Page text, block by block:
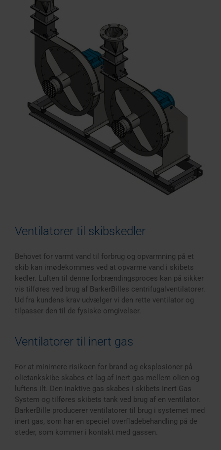
Ventilatorer til skibskedler
Behovet for varmt vand til forbrug og opvarmning på et
skib kan imødekommes ved at opvarme vand i skibets
kedler. Luften til denne forbrændingsproces kan på sikker
vis tilføres ved brug af BarkerBilles centrifugalventilatorer.
Ud fra kundens krav udvælger vi den rette ventilator og
tilpasser den til de fysiske omgivelser.
Ventilatorer til inert gas
For at minimere risikoen for brand og eksplosioner på
olietankskibe skabes et lag af inert gas mellem olien og
luftens ilt. Den inaktive gas skabes i skibets Inert Gas
System og tilføres skibets tank ved brug af en ventilator.
BarkerBille producerer ventilatorer til brug i systemet med
inert gas, som har en speciel overfladebehandling på de
steder, som kommer i kontakt med gassen.